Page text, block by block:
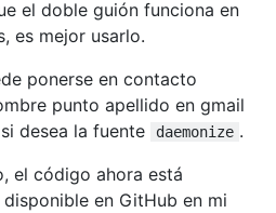
el doble guión funciona en
es mejor usarlo.
ponerse en contacto
punto apellido en gmail
desea la fuente
daemonize .
el código ahora está
en GitHub en mi